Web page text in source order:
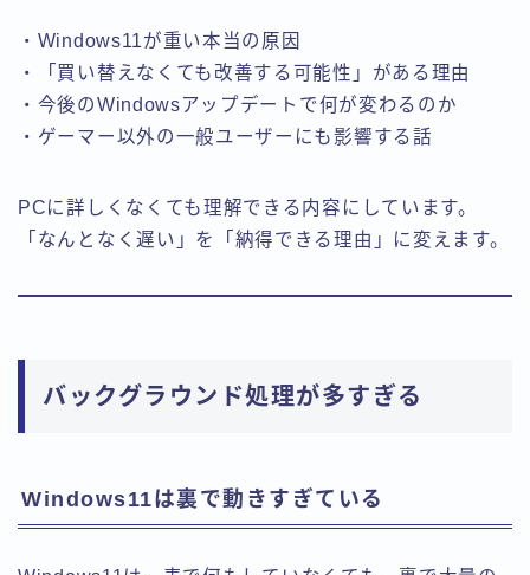
・Windows11が重い本当の原因
・「買い替えなくても改善する可能性」がある理由
・今後のWindowsアップデートで何が変わるのか
・ゲーマー以外の一般ユーザーにも影響する話
PCに詳しくなくても理解できる内容にしています。
「なんとなく遅い」を「納得できる理由」に変えます。
バックグラウンド処理が多すぎる
Windows11は裏で動きすぎている